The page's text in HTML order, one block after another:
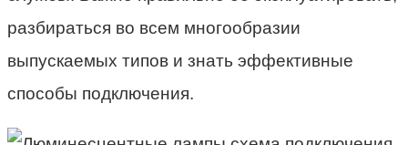
разбираться во всем многообразии
выпускаемых типов и знать эффективные
способы подключения.